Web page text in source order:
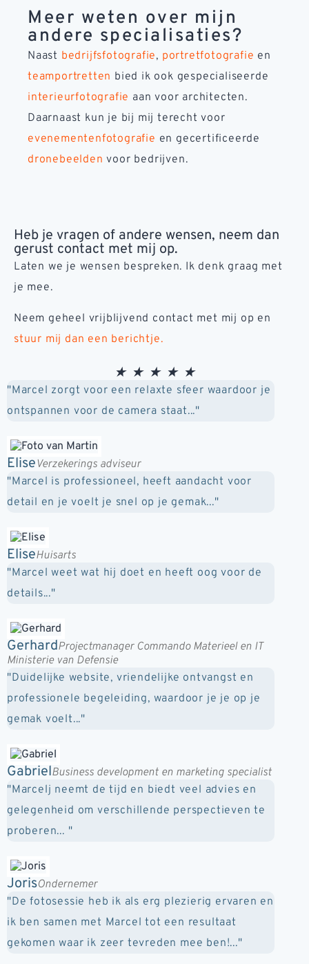
Meer weten over mijn
andere specialisaties?
Naast bedrijfsfotografie, portretfotografie en
teamportretten bied ik ook gespecialiseerde
interieurfotografie aan voor architecten.
Daarnaast kun je bij mij terecht voor
evenementenfotografie en gecertificeerde
dronebeelden voor bedrijven.
Heb je vragen of andere wensen, neem dan
gerust contact met mij op.
Laten we je wensen bespreken. Ik denk graag met
je mee.
Neem geheel vrijblijvend contact met mij op en
stuur mij dan een berichtje.
★ ★ ★ ★ ★
"Marcel zorgt voor een relaxte sfeer waardoor je
ontspannen voor de camera staat..."
EliseVerzekerings adviseur
"Marcel is professioneel, heeft aandacht voor
detail en je voelt je snel op je gemak..."
EliseHuisarts
"Marcel weet wat hij doet en heeft oog voor de
details..."
GerhardProjectmanager Commando Materieel en IT
Ministerie van Defensie
"Duidelijke website, vriendelijke ontvangst en
professionele begeleiding, waardoor je je op je
gemak voelt..."
GabrielBusiness development en marketing specialist
"Marcelj neemt de tijd en biedt veel advies en
gelegenheid om verschillende perspectieven te
proberen... "
JorisOndernemer
"De fotosessie heb ik als erg plezierig ervaren en
ik ben samen met Marcel tot een resultaat
gekomen waar ik zeer tevreden mee ben!..."